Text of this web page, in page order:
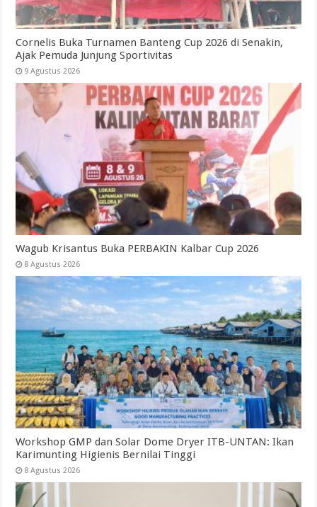
Cornelis Buka Turnamen Banteng Cup 2026 di Senakin,
Ajak Pemuda Junjung Sportivitas
9 Agustus 2026
Wagub Krisantus Buka PERBAKIN Kalbar Cup 2026
8 Agustus 2026
Workshop GMP dan Solar Dome Dryer ITB-UNTAN: Ikan
Karimunting Higienis Bernilai Tinggi
8 Agustus 2026